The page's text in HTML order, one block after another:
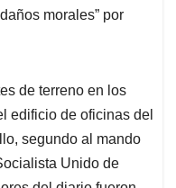
morales” por
de terreno en los
edificio de oficinas del
segundo al mando
Unido de